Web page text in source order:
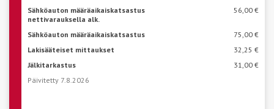
Sähköauton määräaikaiskatsastus
nettivarauksella alk.
56,00 €
Sähköauton määräaikaiskatsastus
75,00 €
Lakisääteiset mittaukset
32,25 €
Jälkitarkastus
31,00 €
Päivitetty 7.8.2026